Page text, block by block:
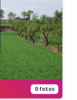
0 fotos